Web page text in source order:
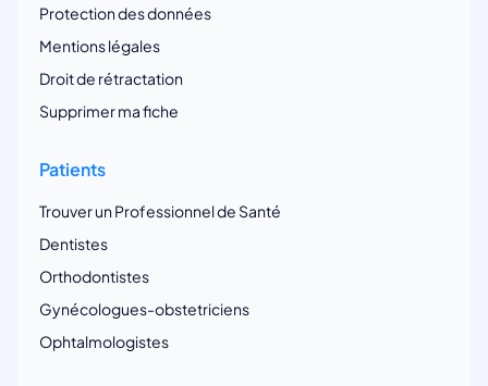
Protection des données
Mentions légales
Droit de rétractation
Supprimer ma fiche
Patients
Trouver un Professionnel de Santé
Dentistes
Orthodontistes
Gynécologues-obstetriciens
Ophtalmologistes